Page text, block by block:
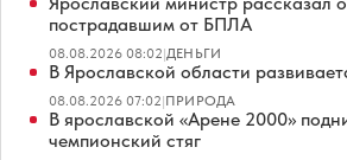
пострадавшим от БПЛА
08.08.2026 08:02|ДЕНЬГИ
В Ярославской области
08.08.2026 07:02|ПРИРОДА
В ярославской «Арене 2000»
чемпионский стяг